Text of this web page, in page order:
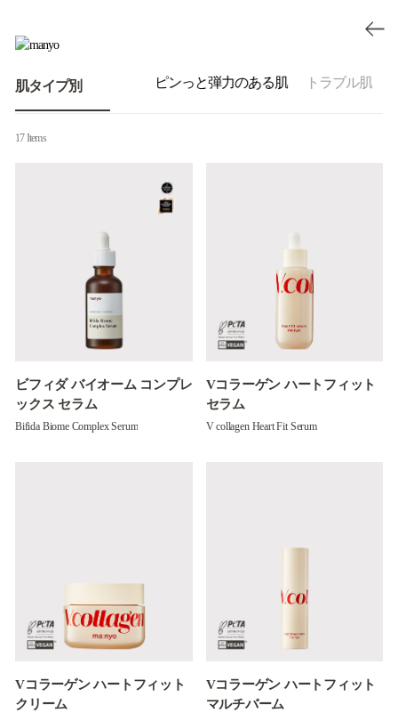
肌タイプ別
インナードライ肌 ピンっと弾力のある肌 トラブル肌
17 Items
ビフィダ バイオーム コンプレ
ックス セラム
Bifida Biome Complex Serum
Vコラーゲン ハートフィット
セラム
V collagen Heart Fit Serum
Vコラーゲン ハートフィット
クリーム
Vコラーゲン ハートフィット
マルチバーム